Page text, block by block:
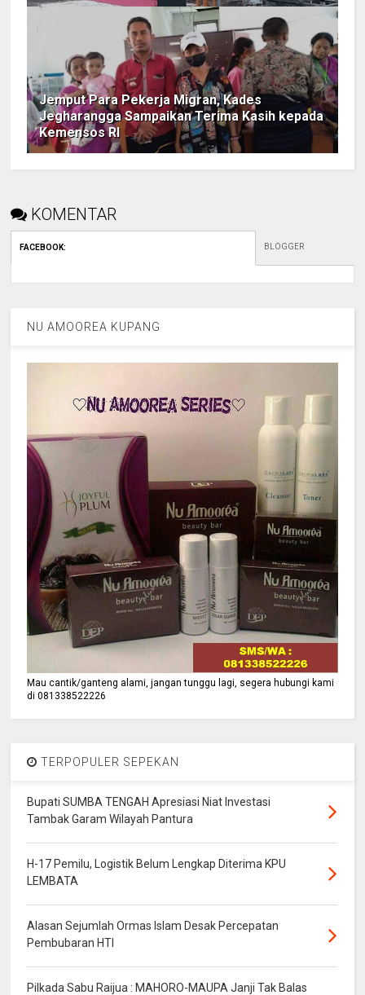
Jemput Para Pekerja Migran, Kades
Jegharangga Sampaikan Terima Kasih kepada
Kemensos RI
KOMENTAR
FACEBOOK: BLOGGER
NU AMOOREA KUPANG
Mau cantik/ganteng alami, jangan tunggu lagi, segera hubungi kami
di 081338522226
TERPOPULER SEPEKAN
Bupati SUMBA TENGAH Apresiasi Niat Investasi
Tambak Garam Wilayah Pantura
H-17 Pemilu, Logistik Belum Lengkap Diterima KPU
LEMBATA
Alasan Sejumlah Ormas Islam Desak Percepatan
Pembubaran HTI
Pilkada Sabu Raijua : MAHORO-MAUPA Janji Tak Balas